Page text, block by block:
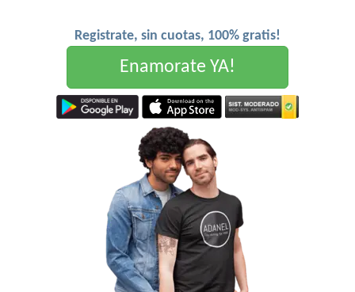
Registrate, sin cuotas, 100% gratis!
Enamorate YA!